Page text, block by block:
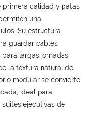
primera calidad y patas
una
Su estructura
guardar cables
largas jornadas
la textura natural de
modular se convierte
ideal para
ejecutivas de